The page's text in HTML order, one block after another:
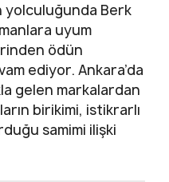
yolculuğunda Berk
uyum
ödün
ediyor. Ankara’da
gelen markalardan
birikimi, istikrarlı
samimi ilişki